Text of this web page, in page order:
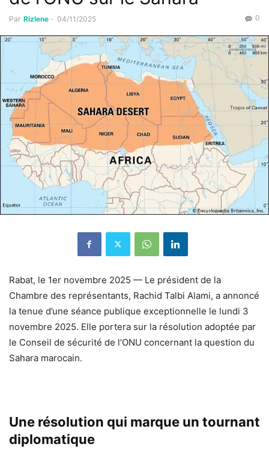
Par Rizlene - 04/11/2025 0
Rabat, le 1er novembre 2025 — Le président de la
Chambre des représentants, Rachid Talbi Alami, a annoncé
la tenue d’une séance publique exceptionnelle le lundi 3
novembre 2025. Elle portera sur la résolution adoptée par
le Conseil de sécurité de l’ONU concernant la question du
Sahara marocain.
Une résolution qui marque un tournant
diplomatique